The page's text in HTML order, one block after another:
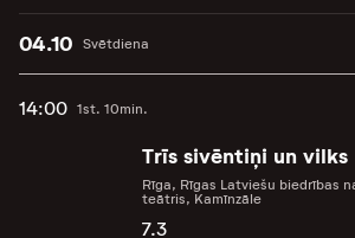
Svētdiena
04.10
14:00 1st. 10min.
Trīs sivēntiņi un vilks
Rīga, Rīgas Latviešu biedrības
teātris, Kamīnzāle
7.3